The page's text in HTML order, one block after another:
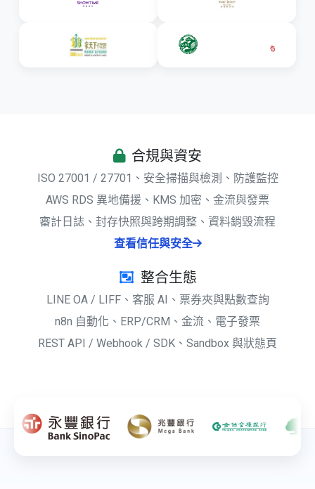
合規與資安
ISO 27001 / 27701、安全掃描與檢測、防護監控
AWS RDS 異地備援、KMS 加密、金流與發票
審計日誌、封存快照與跨期調整、資料銷毀流程
查看信任與安全
整合生態
LINE OA / LIFF、客服 AI、票券夾與點數查詢
n8n 自動化、ERP/CRM、金流、電子發票
REST API / Webhook / SDK、Sandbox 與狀態頁